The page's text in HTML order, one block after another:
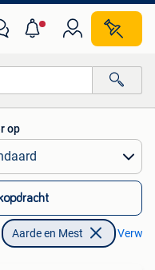
op
Aarde en Mest